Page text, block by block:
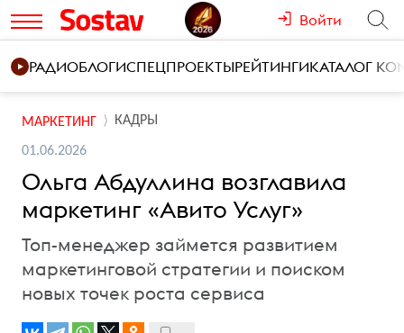
Войти
РАДИОБЛОГИСПЕЦПРОЕКТЫРЕЙТИНГИКАТАЛОГ
МАРКЕТИНГ КАДРЫ
01.06.2026
Ольга Абдуллина возглавила
маркетинг «Авито Услуг»
Топ-менеджер займется развитием
маркетинговой стратегии и поиском
новых точек роста сервиса